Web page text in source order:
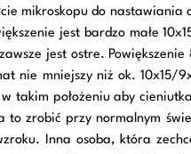
mikroskopu do
jest bardzo małe
jest ostre.
nie mniejszy niż ok. 10x15/
takim położeniu aby
to zrobić przy normalnym
Inna osoba, która